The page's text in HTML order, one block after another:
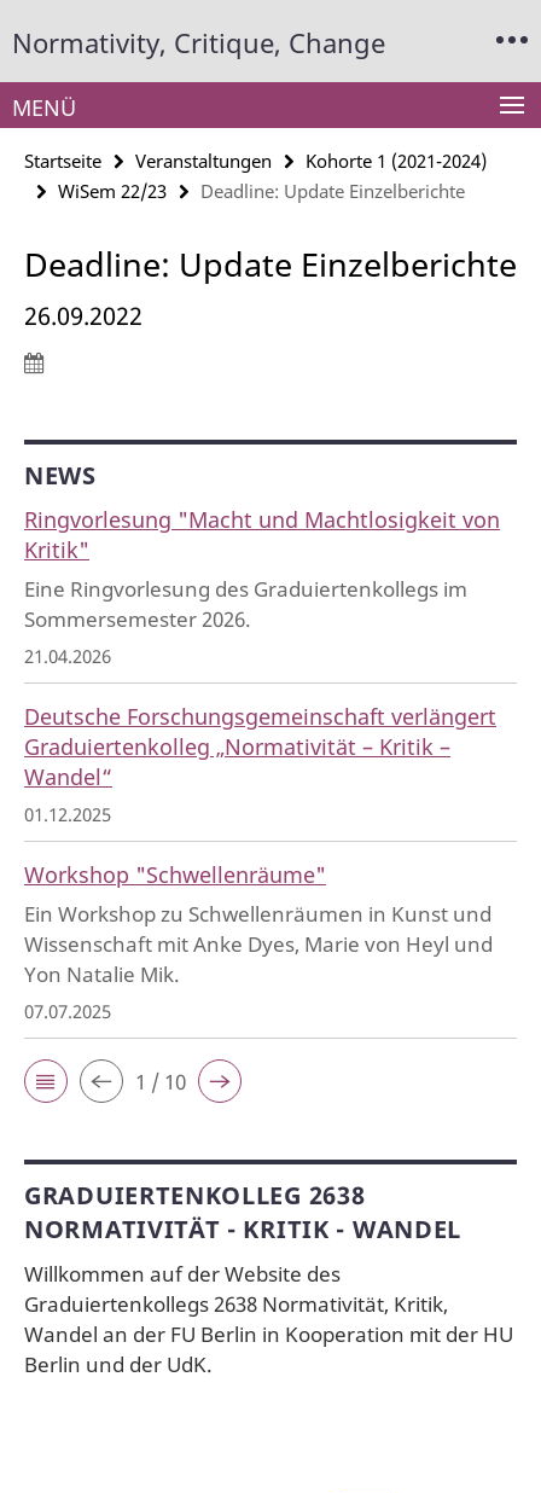
direkt
Inhalt
Normativity, Critique, Change
Service-
Navigation
MENÜ
Startseite Veranstaltungen
Kohorte 1 (2021-2024)
WiSem 22/23
Deadline: Update Einzelberichte
Deadline: Update Einzelberichte
26.09.2022
NEWS
Ringvorlesung "Macht und Machtlosigkeit von
Kritik"
Eine Ringvorlesung des Graduiertenkollegs im
Sommersemester 2026.
21.04.2026
Deutsche Forschungsgemeinschaft verlängert
Graduiertenkolleg „Normativität – Kritik –
Wandel“
01.12.2025
Workshop "Schwellenräume"
Ein Workshop zu Schwellenräumen in Kunst und
Wissenschaft mit Anke Dyes, Marie von Heyl und
Yon Natalie Mik.
07.07.2025
1 / 10
GRADUIERTENKOLLEG 2638
NORMATIVITÄT - KRITIK - WANDEL
Willkommen auf der Website des
Graduiertenkollegs 2638 Normativität, Kritik,
Wandel an der FU Berlin in Kooperation mit der HU
Berlin und der UdK.